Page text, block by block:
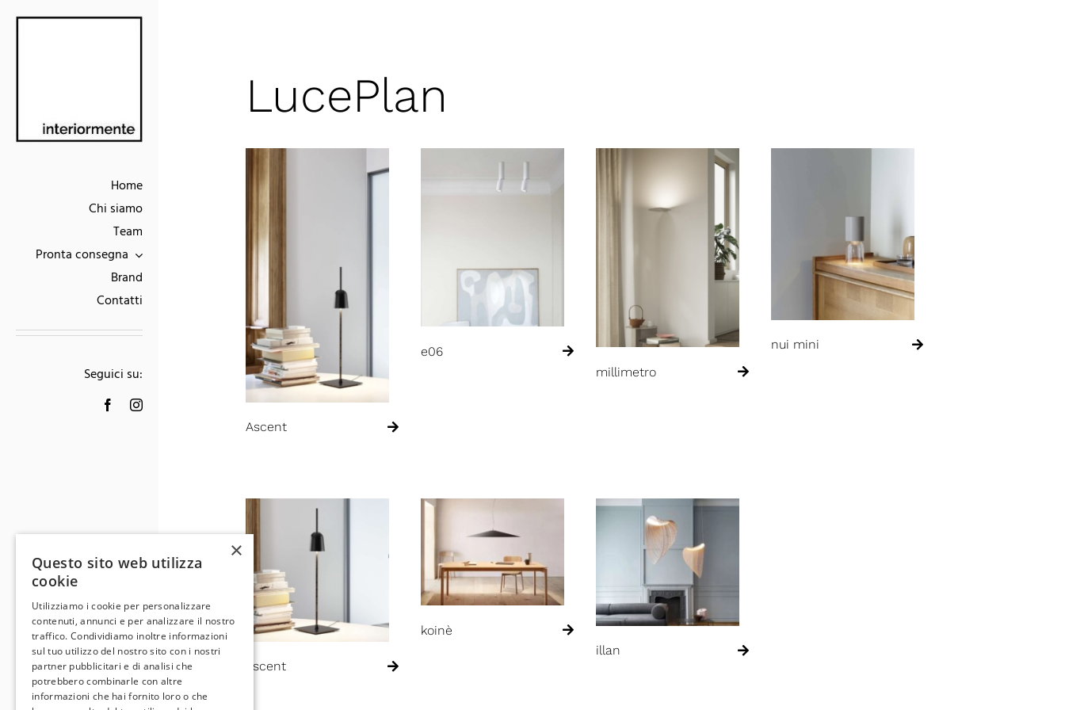
Home
Chi siamo
Team
Pronta consegna
Brand
Contatti
Seguici su:
LucePlan
Ascent
e06
millimetro
nui mini
ascent
koinè
illan
×
Questo sito web utilizza
cookie
Utilizziamo i cookie per personalizzare
contenuti, annunci e per analizzare il nostro
traffico. Condividiamo inoltre informazioni
sul tuo utilizzo del nostro sito con i nostri
partner pubblicitari e di analisi che
potrebbero combinarle con altre
informazioni che hai fornito loro o che